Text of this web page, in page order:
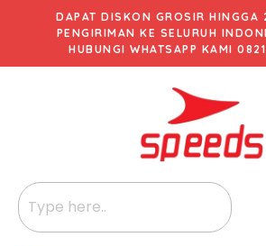
DAPAT DISKON GROSIR HINGGA
PENGIRIMAN KE SELURUH
HUBUNGI WHATSAPP KAMI